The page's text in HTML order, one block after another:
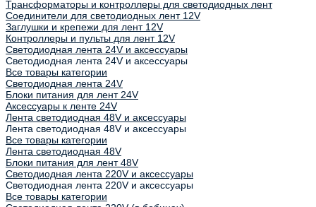
Трансформаторы и контроллеры для светодиодных лент
Соединители для светодиодных лент 12V
Заглушки и крепежи для лент 12V
Контроллеры и пульты для лент 12V
Светодиодная лента 24V и аксессуары
Светодиодная лента 24V и аксессуары
Все товары категории
Светодиодная лента 24V
Блоки питания для лент 24V
Аксессуары к ленте 24V
Лента светодиодная 48V и аксессуары
Лента светодиодная 48V и аксессуары
Все товары категории
Лента светодиодная 48V
Блоки питания для лент 48V
Светодиодная лента 220V и аксессуары
Светодиодная лента 220V и аксессуары
Все товары категории